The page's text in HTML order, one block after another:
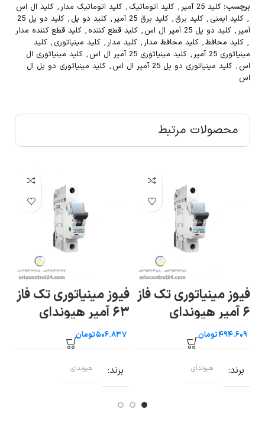
برچسب: کلید 25 آمپر , کلید اتوماتیک , کلید اتوماتیک مدار , کلید ال اس
, کلید ایمنی , کلید برق , کلید برق 25 آمپر , کلید دو پل ,
کلید دو پل 25
آمپر , کلید دو پل 25 آمپر ال اس , کلید قطع کننده , کلید قطع کننده مدار
, کلید محافظ, کلید محافظ مدار , کلید مدار , کلید مینیاتوری , کلید
مینیاتوری 25 آمپر
, کلید مینیاتوری 25 آمپر ال اس , کلید مینیاتوری ال
اس , کلید مینیاتوری دو پل 25 آمپر ال اس , کلید مینیاتوری دو پل ال
اس
محصولات مرتبط
فیوز مینیاتوری تک فاز
۶ آمپر هیوندای
تومان
برند هیوندای
فیوز مینیاتوری تک فاز
۶۳ آمپر هیوندای
تومان
برند هیوندای